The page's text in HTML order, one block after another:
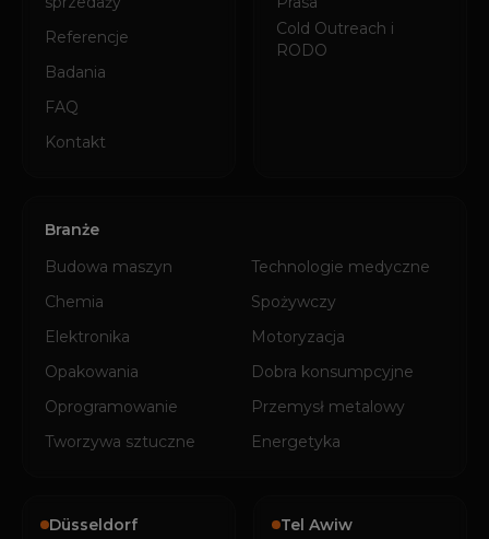
Referencje
Badania
FAQ
Kontakt
Cold Outreach i
RODO
Branże
Budowa maszyn
Technologie medyczne
Chemia
Spożywczy
Elektronika
Motoryzacja
Opakowania
Dobra konsumpcyjne
Oprogramowanie
Przemysł metalowy
Tworzywa sztuczne
Energetyka
Düsseldorf Tel Awiw